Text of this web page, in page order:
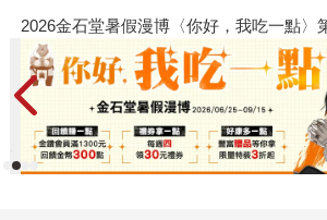
點〉第二波 飢餓遊戲前傳贈